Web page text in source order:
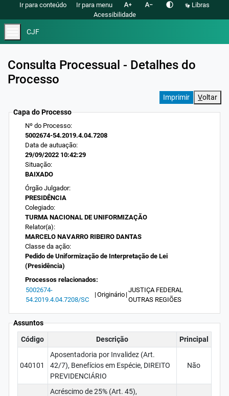
Ir para conteúdo Ir para menu text_increase text_decrease contrast
Libras
Acessibilidade
CJF
Consulta Processual - Detalhes do
Processo
Voltar
Capa do Processo
Nº do Processo:
5002674-54.2019.4.04.7208
Data de autuação:
29/09/2022 10:42:29
Situação:
BAIXADO
Órgão Julgador:
PRESIDÊNCIA
Colegiado:
TURMA NACIONAL DE UNIFORMIZAÇÃO
Relator(a):
MARCELO NAVARRO RIBEIRO DANTAS
Classe da ação:
Pedido de Uniformização de Interpretação de Lei
(Presidência)
Processos relacionados:
5002674-
54.2019.4.04.7208/SC
| Originário |
JUSTIÇA FEDERAL
OUTRAS REGIÕES
Assuntos
Código
Descrição Principal
040101
Aposentadoria por Invalidez (Art.
42/7), Benefícios em Espécie, DIREITO
PREVIDENCIÁRIO
Não
Acréscimo de 25% (Art. 45),